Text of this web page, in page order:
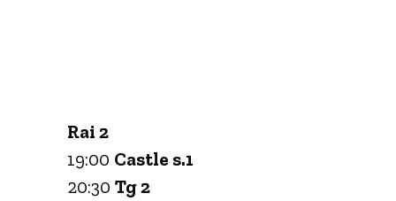
Rai 2
19:00 Castle s.1
20:30 Tg 2